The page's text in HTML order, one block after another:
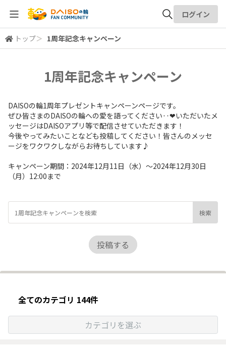
全体検索
ログイン
トップ＞ 1周年記念キャンペーン
1周年記念キャンペーン
DAISOの輪1周年プレゼントキャンペーンページです。
ぜひ皆さまのDAISOの輪への愛を語ってください‥❤いただいたメ
ッセージはDAISOアプリ等で配信させていただきます！
今後やってみたいことなども投稿してください！皆さんのメッセ
ージをワクワクしながらお待ちしています♪
キャンペーン期間：2024年12月11日（水）～2024年12月30日
（月）12:00まで
投稿する
全てのカテゴリ 144件
カテゴリを選ぶ